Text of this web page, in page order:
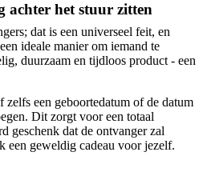
achter het stuur zitten
dat is een universeel feit, en
ideale manier om iemand te
duurzaam en tijdloos product - een
zelfs een geboortedatum of de datum
Dit zorgt voor een totaal
geschenk dat de ontvanger zal
een geweldig cadeau voor jezelf.